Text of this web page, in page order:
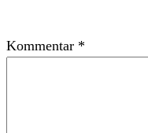
Kommentar *